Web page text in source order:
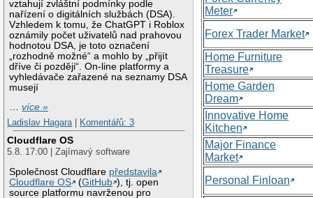
vztahují zvláštní podmínky podle
nařízení o digitálních službách (DSA).
Vzhledem k tomu, že ChatGPT i Roblox
oznámily počet uživatelů nad prahovou
hodnotou DSA, je toto označení
„rozhodně možné“ a mohlo by „přijít
dříve či později“. On-line platformy a
vyhledávače zařazené na seznamy DSA
musejí
…více »
Ladislav Hagara
Komentářů: 3
Cloudflare OS
5.8. 17:00 | Zajímavý software
Společnost Cloudflare představila
Cloudflare OS
(GitHub ), tj. open
source platformu navrženou pro
Meter
Forex Trader Market
Home Furniture
Treasure
Home Garden
Dream
Innovative Home
Kitchen
Major Finance
Market
Personal Finloan